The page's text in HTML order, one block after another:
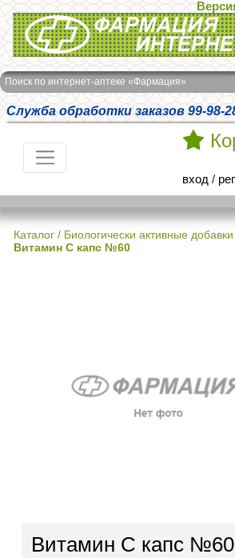
Интернет-аптека Фармация
Поиск по интернет-аптеке «Фармация»
Служба обработки заказов 99-98-
вход /
Каталог / Биологически активные добавки
Витамин С капс №60
Витамин С капс №60